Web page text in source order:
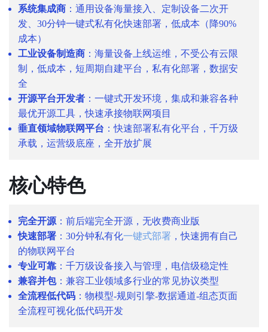
系统集成商 ：通用设备海量接入、定制设备二次开
发、30分钟一键式私有化快速部署，低成本（降90%
成本）
工业设备制造商 ：海量设备上线运维，不受公有云限
制，低成本，短周期自建平台，私有化部署，数据安
全
开源平台开发者 ：一键式开发环境，集成和兼容各种
最优开源工具，快速承接物联网项目
垂直领域物联网平台 ：快速部署私有化平台，千万级
承载，运营级底座，全开放扩展
核心特色
完全开源 ：前后端完全开源，无收费商业版
快速部署 ：30分钟私有化一键式部署 ，快速拥有自己
的物联网平台
专业可靠 ：千万级设备接入与管理，电信级稳定性
兼容并包：兼容工业领域多行业的常见协议类型
全流程低代码 ：物模型-规则引擎-数据通道-组态页面
全流程可视化低代码开发